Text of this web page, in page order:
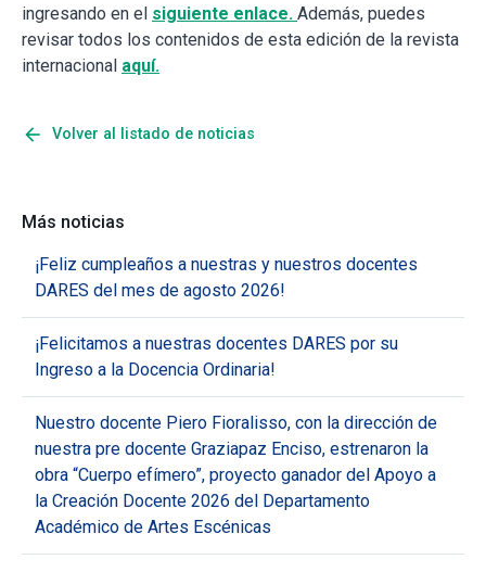
ingresando en el siguiente enlace. Además, puedes
revisar todos los contenidos de esta edición de la revista
internacional aquí.
arrow_back Volver al listado de noticias
Más noticias
¡Feliz cumpleaños a nuestras y nuestros docentes
DARES del mes de agosto 2026!
¡Felicitamos a nuestras docentes DARES por su
Ingreso a la Docencia Ordinaria!
Nuestro docente Piero Fioralisso, con la dirección de
nuestra pre docente Graziapaz Enciso, estrenaron la
obra “Cuerpo efímero”, proyecto ganador del Apoyo a
la Creación Docente 2026 del Departamento
Académico de Artes Escénicas